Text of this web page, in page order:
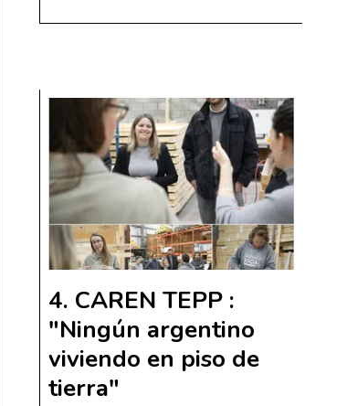
CAREN TEPP :
"Ningún argentino
viviendo en piso de
tierra"